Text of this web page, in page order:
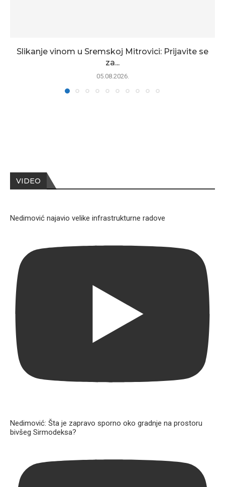
Slikanje vinom u Sremskoj Mitrovici: Prijavite se
za...
05.08.2026.
VIDEO
Nedimović najavio velike infrastrukturne radove
Nedimović: Šta je zapravo sporno oko gradnje na prostoru
bivšeg Sirmodeksa?